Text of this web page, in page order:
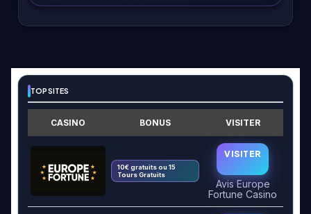
TOP SITES
CASINO BONUS VISITER
10€ gratuits ou 15
Tours Gratuits
VISITER
Avis Europe
Fortune Casino